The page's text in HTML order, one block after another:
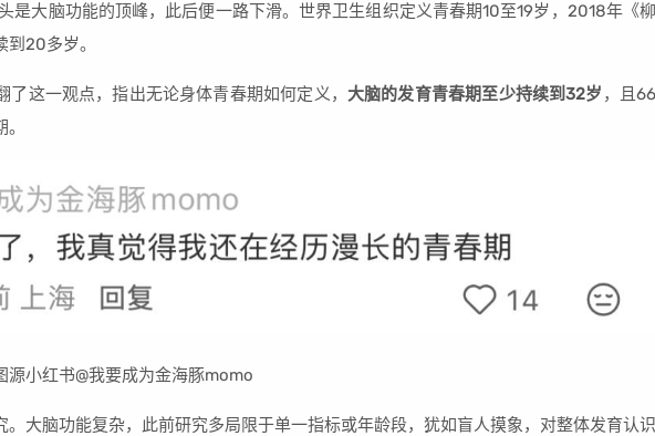
是大脑功能的顶峰，此后便一路下滑。世界卫生组织定义青春期10至19岁，2018年《柳
20多岁。
这一观点，指出无论身体青春期如何定义， 大脑的发育青春期至少持续到32岁 ，且
小红书@我要成为金海豚momo
。大脑功能复杂，此前研究多局限于单一指标或年龄段，犹如盲人摸象，对整体发育认识